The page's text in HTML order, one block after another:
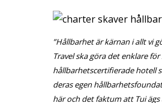
”Hållbarhet är kärnan i allt vi
Travel ska göra det enklare
hållbarhetscertifierade hotell
deras egen
här och det faktum att Tui